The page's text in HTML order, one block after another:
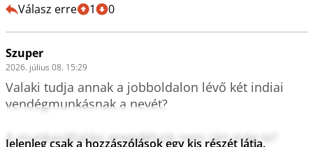
Válasz erre 1 0
Szuper
2026. július 08. 15:29
Valaki tudja annak a jobboldalon lévő két indiai
vendégmunkásnak a nevét?
A munkavállalási enegdélyük nem járt még le?
Jelenleg csak a hozzászólások egy kis részét látja.